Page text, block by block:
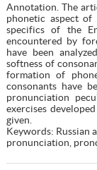
Annotation. The
phonetic aspect of
specifics of the
encountered by
have been
softness of
formation of
consonants have
pronunciation
exercises
given.
Keywords: Russian
pronunciation,